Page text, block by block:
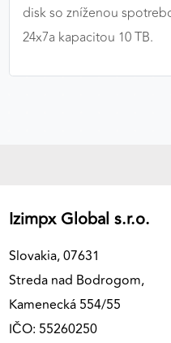
disk so zníženou
24x7a kapacitou 10 TB.
Izimpx Global s.r.o.
Slovakia, 07631
Streda nad Bodrogom,
Kamenecká 554/55
IČO: 55260250
výkon a funkčnosť
stránkami. Umožňujú
našom webe aj v
Poskytovateľ: